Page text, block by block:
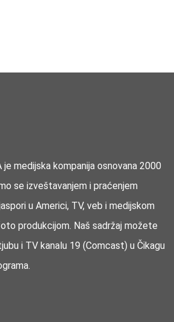
je medijska kompanija osnovana 2000
se izveštavanjem i praćenjem
u Americi, TV, veb i medijskom
produkcijom. Naš sadržaj možete
i TV kanalu 19 (Comcast) u Čikagu